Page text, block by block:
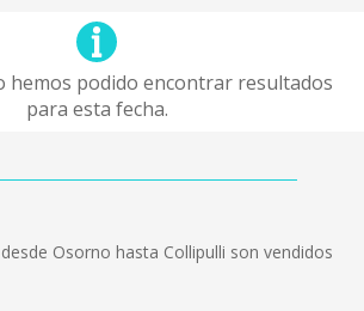
hemos podido encontrar resultados
para esta fecha.
Osorno hasta Collipulli son vendidos